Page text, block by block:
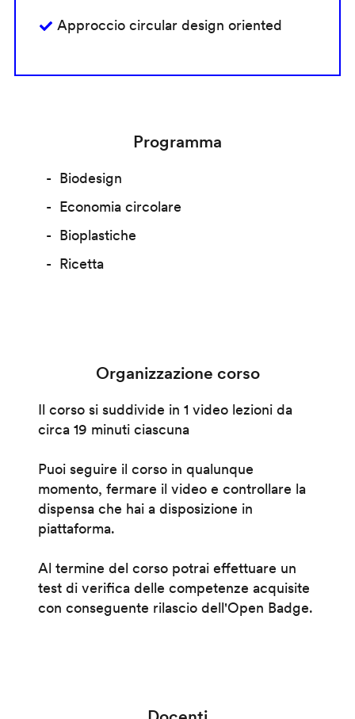
Approccio circular design oriented
Programma
Biodesign
Economia circolare
Bioplastiche
Ricetta
Organizzazione corso
Il corso si suddivide in 1 video lezioni da
circa 19 minuti ciascuna
Puoi seguire il corso in qualunque
momento, fermare il video e controllare la
dispensa che hai a disposizione in
piattaforma.
Al termine del corso potrai effettuare un
test di verifica delle competenze acquisite
con conseguente rilascio dell'Open Badge.